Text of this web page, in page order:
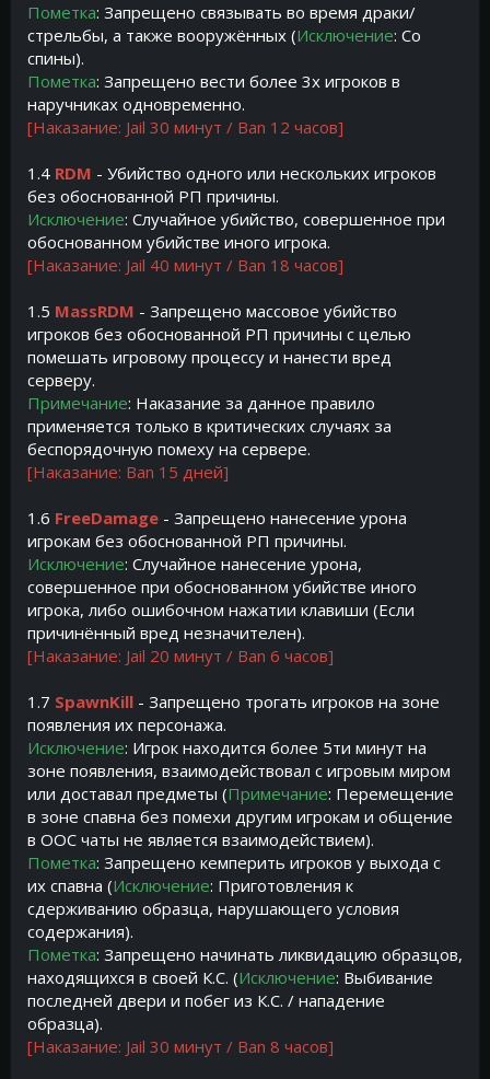
Пометка: Запрещено связывать во время драки/
стрельбы, а также вооружённых (Исключение: Со
спины).
Пометка: Запрещено вести более 3х игроков в
наручниках одновременно.
[Наказание: Jail 30 минут / Ban 12 часов]
1.4 RDM - Убийство одного или нескольких игроков
без обоснованной РП причины.
Исключение: Случайное убийство, совершенное при
обоснованном убийстве иного игрока.
[Наказание: Jail 40 минут / Ban 18 часов]
1.5 MassRDM - Запрещено массовое убийство
игроков без обоснованной РП причины с целью
помешать игровому процессу и нанести вред
серверу.
Примечание: Наказание за данное правило
применяется только в критических случаях за
беспорядочную помеху на сервере.
[Наказание: Ban 15 дней]
1.6 FreeDamage - Запрещено нанесение урона
игрокам без обоснованной РП причины.
Исключение: Случайное нанесение урона,
совершенное при обоснованном убийстве иного
игрока, либо ошибочном нажатии клавиши (Если
причинённый вред незначителен).
[Наказание: Jail 20 минут / Ban 6 часов]
1.7 SpawnKill - Запрещено трогать игроков на зоне
появления их персонажа.
Исключение: Игрок находится более 5ти минут на
зоне появления, взаимодействовал с игровым миром
или доставал предметы (Примечание: Перемещение
в зоне спавна без помехи другим игрокам и общение
в OOC чаты не является взаимодействием).
Пометка: Запрещено кемперить игроков у выхода с
их спавна (Исключение: Приготовления к
сдерживанию образца, нарушающего условия
содержания).
Пометка: Запрещено начинать ликвидацию образцов,
находящихся в своей К.С. (Исключение: Выбивание
последней двери и побег из К.С. / нападение
образца).
[Наказание: Jail 30 минут / Ban 8 часов]